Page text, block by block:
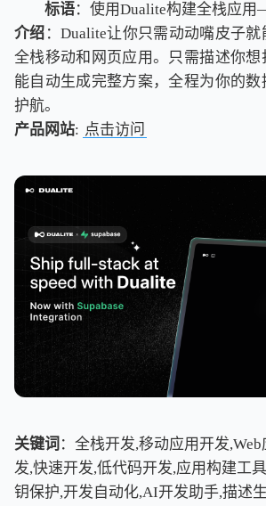
标语：使用Dualite构建全栈应
介绍 ：Dualite让你只需动动嘴皮子
全栈移动和网页应用。只需描述你
能自动生成完整方案，全程为你的
护航。
产品网站: 点击访问
关键词 ：全栈开发,移动应用开发
发,快速开发,低代码开发,应用构建工
钥保护,开发自动化,AI开发助手,描述